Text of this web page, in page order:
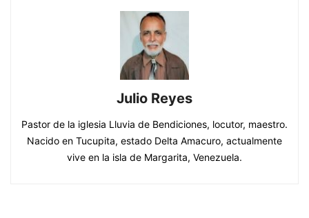
Julio Reyes
Pastor de la iglesia Lluvia de Bendiciones, locutor, maestro.
Nacido en Tucupita, estado Delta Amacuro, actualmente
vive en la isla de Margarita, Venezuela.